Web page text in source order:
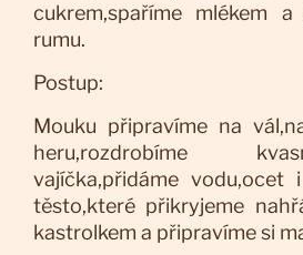
cukrem,spaříme mlékem
rumu.
Postup:
Mouku připravíme na
heru,rozdrobíme
vajíčka,přidáme vodu,ocet
těsto,které přikryjeme
kastrolkem a připravíme si